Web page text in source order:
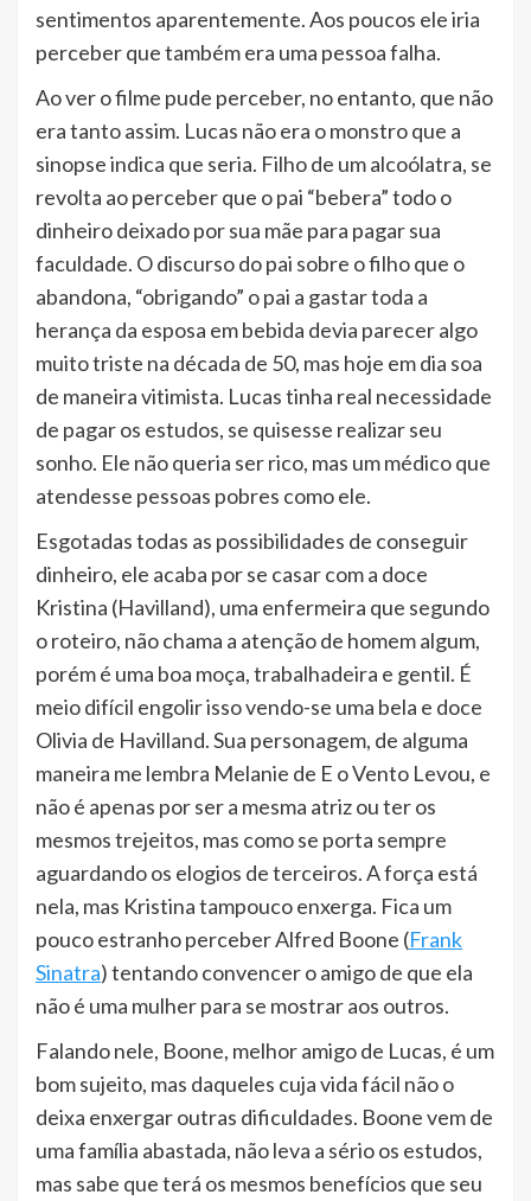
sentimentos aparentemente. Aos poucos ele iria
perceber que também era uma pessoa falha.
Ao ver o filme pude perceber, no entanto, que não
era tanto assim. Lucas não era o monstro que a
sinopse indica que seria. Filho de um alcoólatra, se
revolta ao perceber que o pai “bebera” todo o
dinheiro deixado por sua mãe para pagar sua
faculdade. O discurso do pai sobre o filho que o
abandona, “obrigando” o pai a gastar toda a
herança da esposa em bebida devia parecer algo
muito triste na década de 50, mas hoje em dia soa
de maneira vitimista. Lucas tinha real necessidade
de pagar os estudos, se quisesse realizar seu
sonho. Ele não queria ser rico, mas um médico que
atendesse pessoas pobres como ele.
Esgotadas todas as possibilidades de conseguir
dinheiro, ele acaba por se casar com a doce
Kristina (Havilland), uma enfermeira que segundo
o roteiro, não chama a atenção de homem algum,
porém é uma boa moça, trabalhadeira e gentil. É
meio difícil engolir isso vendo-se uma bela e doce
Olivia de Havilland. Sua personagem, de alguma
maneira me lembra Melanie de E o Vento Levou, e
não é apenas por ser a mesma atriz ou ter os
mesmos trejeitos, mas como se porta sempre
aguardando os elogios de terceiros. A força está
nela, mas Kristina tampouco enxerga. Fica um
pouco estranho perceber Alfred Boone (Frank
Sinatra) tentando convencer o amigo de que ela
não é uma mulher para se mostrar aos outros.
Falando nele, Boone, melhor amigo de Lucas, é um
bom sujeito, mas daqueles cuja vida fácil não o
deixa enxergar outras dificuldades. Boone vem de
uma família abastada, não leva a sério os estudos,
mas sabe que terá os mesmos benefícios que seu